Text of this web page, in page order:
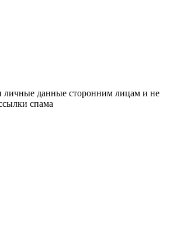
данные сторонним лицам и не
спама